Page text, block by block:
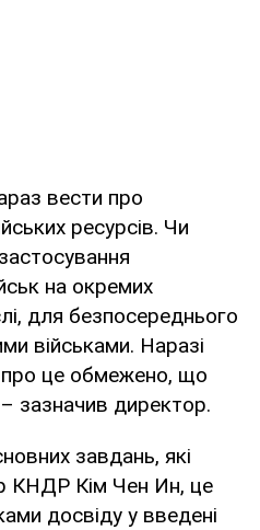
вести про
ресурсів. Чи
на окремих
для безпосереднього
військами. Наразі
це обмежено, що
зазначив директор.
завдань, які
КНДР Кім Чен Ин, це
досвіду у введені